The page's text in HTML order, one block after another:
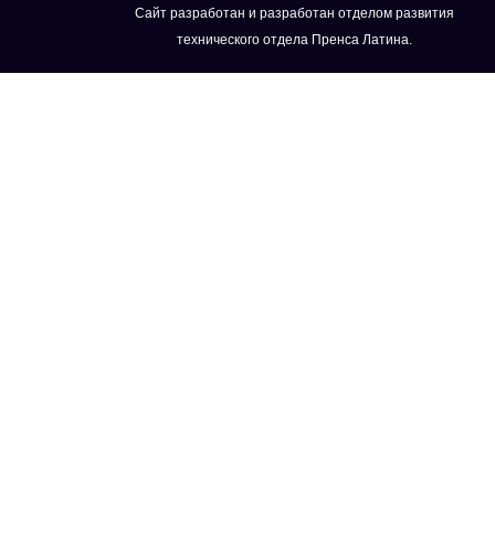
Сайт разработан и разработан отделом развития
технического отдела Пренса Латина.